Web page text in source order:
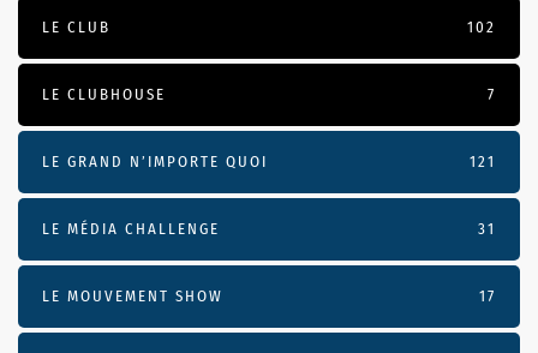
LE CLUB 102
LE CLUBHOUSE 7
LE GRAND N’IMPORTE QUOI 121
LE MÉDIA CHALLENGE 31
LE MOUVEMENT SHOW 17